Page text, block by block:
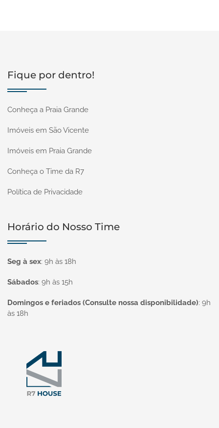
Fique por dentro!
Conheça a Praia Grande
Imóveis em São Vicente
Imóveis em Praia Grande
Conheça o Time da R7
Política de Privacidade
Horário do Nosso Time
Seg à sex: 9h às 18h
Sábados: 9h às 15h
Domingos e feriados (Consulte nossa disponibilidade): 9h
às 18h